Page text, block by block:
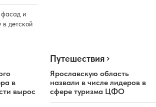
и
в детской
в
вырос
Путешествия
Ярославскую область
назвали в числе лидеров в
сфере туризма ЦФО